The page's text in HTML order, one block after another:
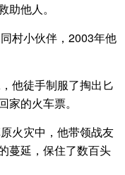
他人。
村小伙伴，2003年他
他徒手制服了掏出匕
的火车票。
火灾中，他带领战友
蔓延，保住了数百头